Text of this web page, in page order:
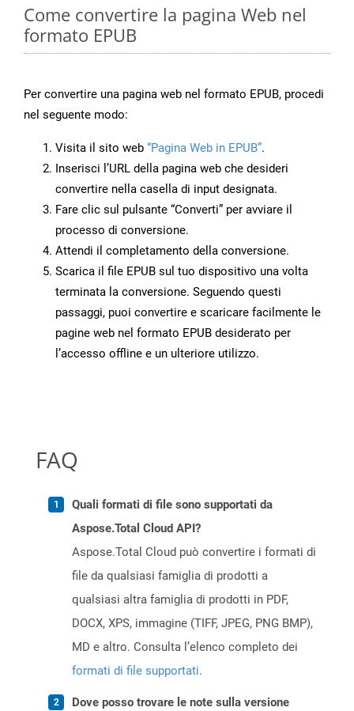
Come convertire la pagina Web nel
formato EPUB
Per convertire una pagina web nel formato EPUB, procedi
nel seguente modo:
Visita il sito web “Pagina Web in EPUB”.
Inserisci l’URL della pagina web che desideri
convertire nella casella di input designata.
Fare clic sul pulsante “Converti” per avviare il
processo di conversione.
Attendi il completamento della conversione.
Scarica il file EPUB sul tuo dispositivo una volta
terminata la conversione. Seguendo questi
passaggi, puoi convertire e scaricare facilmente le
pagine web nel formato EPUB desiderato per
l’accesso offline e un ulteriore utilizzo.
FAQ
Quali formati di file sono supportati da
Aspose.Total Cloud API?
Aspose.Total Cloud può convertire i formati di
file da qualsiasi famiglia di prodotti a
qualsiasi altra famiglia di prodotti in PDF,
DOCX, XPS, immagine (TIFF, JPEG, PNG BMP),
MD e altro. Consulta l’elenco completo dei
formati di file supportati.
Dove posso trovare le note sulla versione